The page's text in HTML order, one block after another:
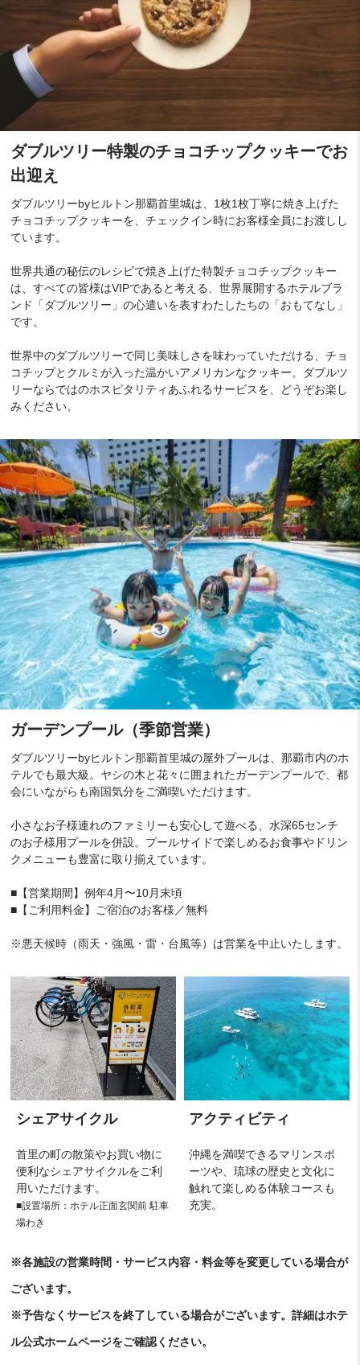
ダブルツリー特製のチョコチップクッキーでお
出迎え
ダブルツリーbyヒルトン那覇首里城は、1枚1枚丁寧に焼き上げた
チョコチップクッキーを、チェックイン時にお客様全員にお渡しし
ています。
世界共通の秘伝のレシピで焼き上げた特製チョコチップクッキー
は、すべての皆様はVIPであると考える、世界展開するホテルブラ
ンド「ダブルツリー」の心遣いを表すわたしたちの「おもてなし」
です。
世界中のダブルツリーで同じ美味しさを味わっていただける、チョ
コチップとクルミが入った温かいアメリカンなクッキー。ダブルツ
リーならではのホスピタリティあふれるサービスを、どうぞお楽し
みください。
ガーデンプール（季節営業）
ダブルツリーbyヒルトン那覇首里城の屋外プールは、那覇市内のホ
テルでも最大級。ヤシの木と花々に囲まれたガーデンプールで、都
会にいながらも南国気分をご満喫いただけます。
小さなお子様連れのファミリーも安心して遊べる、水深65センチ
のお子様用プールを併設。プールサイドで楽しめるお食事やドリン
クメニューも豊富に取り揃えています。
■【営業期間】例年4月〜10月末頃
■【ご利用料金】ご宿泊のお客様／無料
※悪天候時（雨天・強風・雷・台風等）は営業を中止いたします。
シェアサイクル
首里の町の散策やお買い物に
便利なシェアサイクルをご利
用いただけます。
■設置場所：ホテル正面玄関前 駐車
場わき
アクティビティ
沖縄を満喫できるマリンスポ
ーツや、琉球の歴史と文化に
触れて楽しめる体験コースも
充実。
※各施設の営業時間・サービス内容・料金等を変更している場合が
ございます。
※予告なくサービスを終了している場合がございます。詳細はホテ
ル公式ホームページをご確認ください。